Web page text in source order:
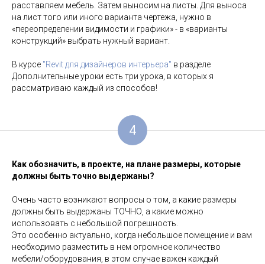
расставляем мебель. Затем выносим на листы. Для выноса
на лист того или иного варианта чертежа, нужно в
«переопределении видимости и графики» - в «варианты
конструкций» выбрать нужный вариант.
В курсе "Revit для дизайнеров интерьера" в разделе
Дополнительные уроки есть три урока, в которых я
рассматриваю каждый из способов!
4
Как обозначить, в проекте, на плане размеры, которые
должны быть точно выдержаны?
Очень часто возникают вопросы о том, а какие размеры
должны быть выдержаны ТОЧНО, а какие можно
использовать с небольшой погрешность.
Это особенно актуально, когда небольшое помещение и вам
необходимо разместить в нем огромное количество
мебели/оборудования, в этом случае важен каждый